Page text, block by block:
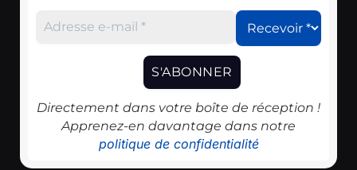
Directement dans votre boîte de réception !
Apprenez-en davantage dans notre
politique de confidentialité